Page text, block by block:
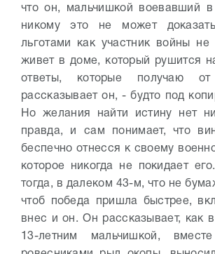
что он, мальчишкой воевавший в
никому это не может
льготами как участник войны не
живет в доме, который рушится
ответы, которые получаю
рассказывает он, - будто под
Но желания найти истину нет
правда, и сам понимает, что
беспечно отнесся к своему
которое никогда не покидает
тогда, в далеком 43-м, что не
чтоб победа пришла быстрее,
внес и он.Он рассказывает, как
13-летним мальчишкой,